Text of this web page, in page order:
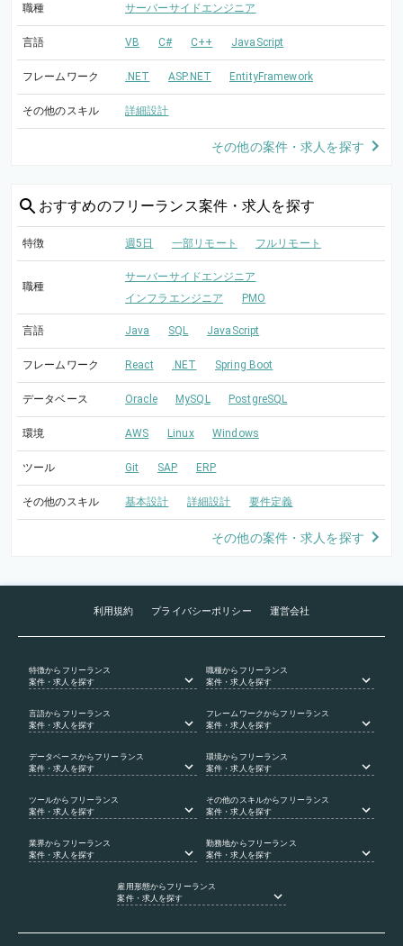
職種 サーバーサイドエンジニア
言語 VB C# C++ JavaScript
フレームワーク .NET ASP.NET EntityFramework
その他のスキル 詳細設計
その他の案件・求人を探す
おすすめのフリーランス案件・求人を探す
特徴 週5日 一部リモート フルリモート
職種
サーバーサイドエンジニア
インフラエンジニア
PMO
言語 Java SQL JavaScript
フレームワーク React .NET Spring Boot
データベース Oracle MySQL PostgreSQL
環境 AWS Linux Windows
ツール Git SAP ERP
その他のスキル 基本設計 詳細設計 要件定義
その他の案件・求人を探す
利用規約 プライバシーポリシー 運営会社
特徴からフリーランス
案件・求人を探す
職種からフリーランス
案件・求人を探す
言語からフリーランス
案件・求人を探す
フレームワークからフリーランス
案件・求人を探す
データベース からフリーランス
案件・求人を探す
環境からフリーランス
案件・求人を探す
ツールからフリーランス
案件・求人を探す
その他のスキルからフリーランス
案件・求人を探す
業界からフリーランス
案件・求人を探す
勤務地からフリーランス
案件・求人を探す
雇用形態からフリーランス
案件・求人を探す